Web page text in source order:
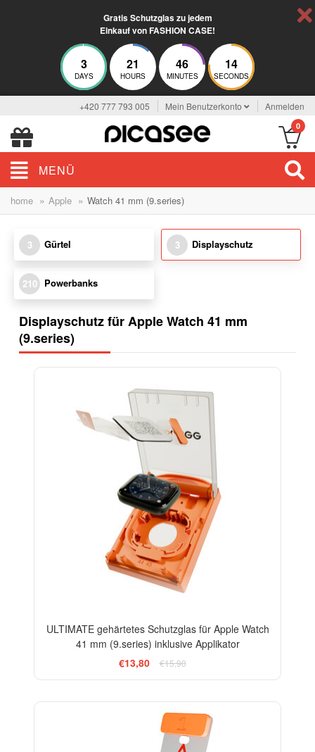
Gratis Schutzglas zu jedem
Einkauf von FASHION CASE!
3
DAYS
21
HOURS
46
MINUTES
14
SECONDS
+420 777 793 005 Mein Benutzerkonto Anmelden
0
MENÜ
home » Apple » Watch 41 mm (9.series)
3 Gürtel 3 Displayschutz
210 Powerbanks
Displayschutz für Apple Watch 41 mm
(9.series)
ULTIMATE gehärtetes Schutzglas für Apple Watch
41 mm (9.series) inklusive Applikator
€13,80
€15,90